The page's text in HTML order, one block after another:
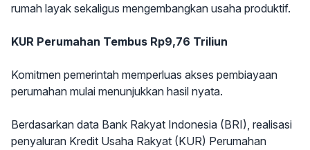
rumah layak sekaligus mengembangkan usaha produktif.
KUR Perumahan Tembus Rp9,76 Triliun
Komitmen pemerintah memperluas akses pembiayaan
perumahan mulai menunjukkan hasil nyata.
Berdasarkan data Bank Rakyat Indonesia (BRI), realisasi
penyaluran Kredit Usaha Rakyat (KUR) Perumahan